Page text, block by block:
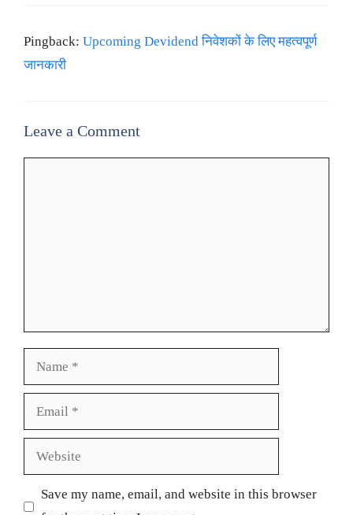
Pingback: Upcoming Devidend निवेशकों के लिए महत्वपूर्ण
जानकारी
Leave a Comment
Name
Email
Website
Save my name, email, and website in this browser